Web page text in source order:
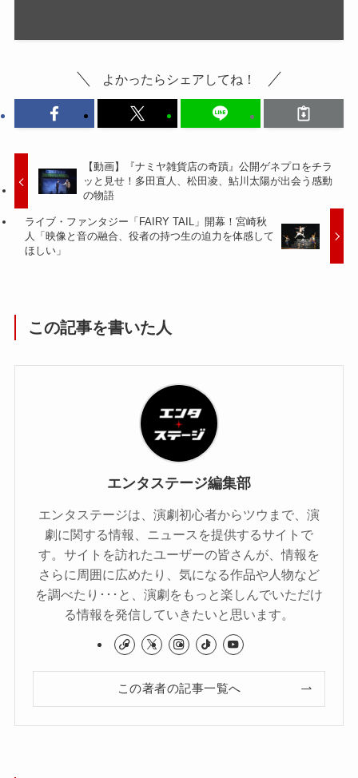
よかったらシェアしてね！
【動画】『ナミヤ雑貨店の奇蹟』公開ゲネプロをチラ
ッと見せ！多田直人、松田凌、鮎川太陽が出会う感動
の物語
ライブ・ファンタジー「FAIRY TAIL」開幕！宮崎秋
人「映像と音の融合、役者の持つ生の迫力を体感して
ほしい」
この記事を書いた人
エンタステージ編集部
エンタステージは、演劇初心者からツウまで、演
劇に関する情報、ニュースを提供するサイトで
す。サイトを訪れたユーザーの皆さんが、情報を
さらに周囲に広めたり、気になる作品や人物など
を調べたり･･･と、演劇をもっと楽しんでいただけ
る情報を発信していきたいと思います。
この著者の記事一覧へ